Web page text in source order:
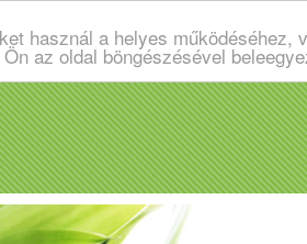
használ a helyes
az oldal böngészésével